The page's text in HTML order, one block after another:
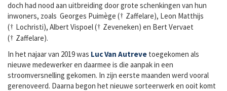
doch had nood aan uitbreiding door grote schenkingen van hun
inwoners, zoals Georges Puimège († Zaffelare), Leon Matthijs
(† Lochristi), Albert Vispoel († Zeveneken) en Bert Vervaet
(† Zaffelare).
In het najaar van 2019 was Luc Van Autreve toegekomen als
nieuwe medewerker en daarmee is die aanpak in een
stroomversnelling gekomen. In zijn eerste maanden werd vooral
gerenoveerd. Daarna begon het nieuwe sorteerwerk en ooit komt